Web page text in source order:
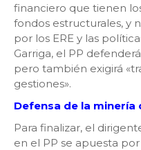
financiero que tienen
fondos estructurales, y
por los ERE y las
Garriga, el PP
pero también exigirá
gestiones».
Defensa de la minería
Para finalizar, el
en el PP se apuesta